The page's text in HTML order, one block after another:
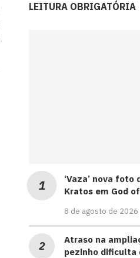
LEITURA OBRIGATÓRIA
‘Vaza’ nova foto
Kratos em God
8 de agosto de 2026
Atraso na
pezinho dificulta